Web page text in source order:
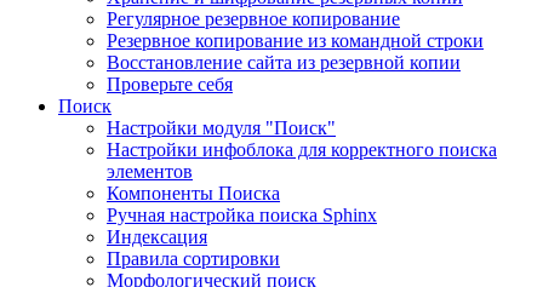
Регулярное резервное копирование
Резервное копирование из командной строки
Восстановление сайта из резервной копии
Проверьте себя
Поиск
Настройки модуля "Поиск"
Настройки инфоблока для корректного поиска
элементов
Компоненты Поиска
Ручная настройка поиска Sphinx
Индексация
Правила сортировки
Морфологический поиск